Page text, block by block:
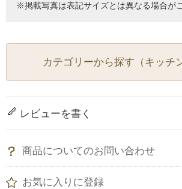
※掲載写真は表記サイズとは異なる場合が
カテゴリーから探す（キッチ
レビューを書く
商品についてのお問い合わせ
お気に入りに登録